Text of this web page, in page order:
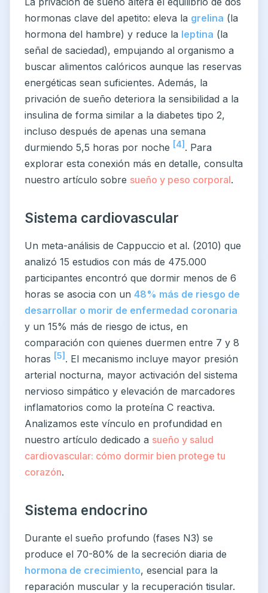
hormonas clave del apetito: eleva la grelina (la
hormona del hambre) y reduce la leptina (la
señal de saciedad), empujando al organismo a
buscar alimentos calóricos aunque las reservas
energéticas sean suficientes. Además, la
privación de sueño deteriora la sensibilidad a la
insulina de forma similar a la diabetes tipo 2,
incluso después de apenas una semana
durmiendo 5,5 horas por noche [4] . Para
explorar esta conexión más en detalle, consulta
nuestro artículo sobre sueño y peso corporal.
Sistema cardiovascular
Un meta-análisis de Cappuccio et al. (2010) que
analizó 15 estudios con más de 475.000
participantes encontró que dormir menos de 6
horas se asocia con un 48% más de riesgo de
desarrollar o morir de enfermedad coronaria
y un 15% más de riesgo de ictus, en
comparación con quienes duermen entre 7 y 8
horas [5] . El mecanismo incluye mayor presión
arterial nocturna, mayor activación del sistema
nervioso simpático y elevación de marcadores
inflamatorios como la proteína C reactiva.
Analizamos este vínculo en profundidad en
nuestro artículo dedicado a sueño y salud
cardiovascular: cómo dormir bien protege tu
corazón.
Sistema endocrino
Durante el sueño profundo (fases N3) se
produce el 70-80% de la secreción diaria de
hormona de crecimiento, esencial para la
reparación muscular y la recuperación tisular.